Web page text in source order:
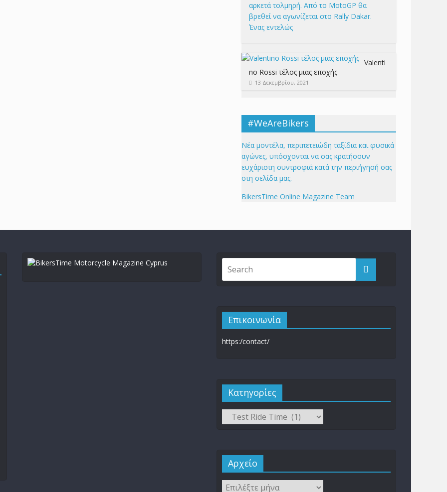
αρκετά τολμηρή. Από το MotoGP θα
βρεθεί να αγωνίζεται στο Rally Dakar.
Ένας εντελώς
Valenti
no Rossi τέλος μιας εποχής
13 Δεκεμβρίου, 2021
#WeAreBikers
Νέα μοντέλα, περιπετειώδη ταξίδια και φυσικά
αγώνες, υπόσχονται να σας κρατήσουν
ευχάριστη συντροφιά κατά την περιήγησή σας
στη σελίδα μας.
BikersTime Online Magazine Team
Επικοινωνία
https:/contact/
Kατηγορίες
Αρχείο